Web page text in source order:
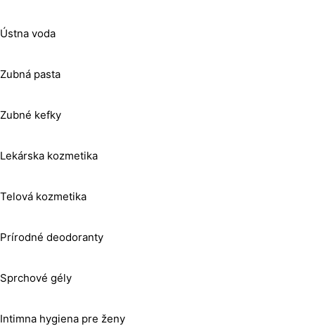
Ústna voda
Zubná pasta
Zubné kefky
Lekárska kozmetika
Telová kozmetika
Prírodné deodoranty
Sprchové gély
Intimna hygiena pre ženy